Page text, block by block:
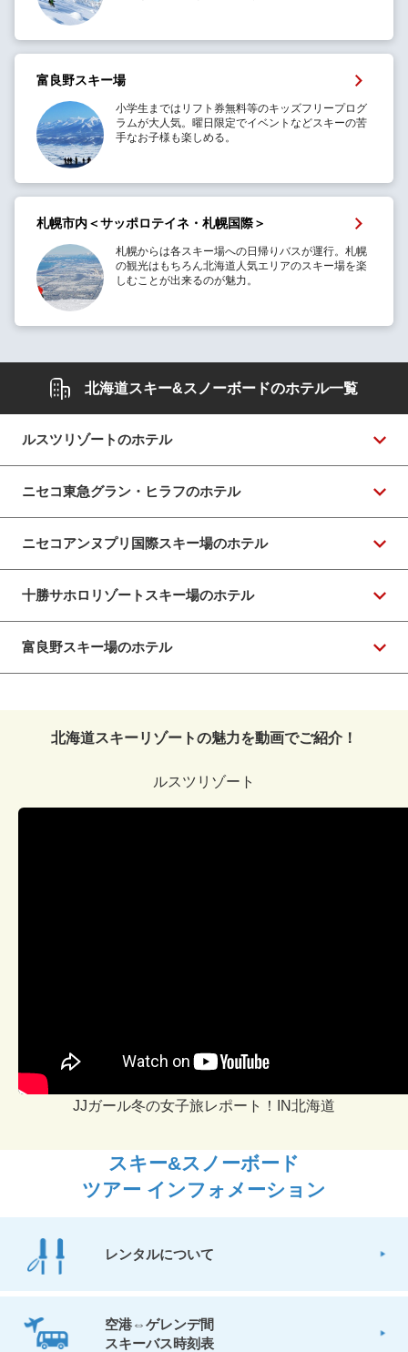
富良野スキー場
小学生まではリフト券無料等のキッズフリープログ
ラムが大人気。曜日限定でイベントなどスキーの苦
手なお子様も楽しめる。
札幌市内＜サッポロテイネ・札幌国際＞
札幌からは各スキー場への日帰りバスが運行。札幌
の観光はもちろん北海道人気エリアのスキー場を楽
しむことが出来るのが魅力。
北海道スキー&スノーボードのホテル一覧
ルスツリゾートのホテル
ニセコ東急グラン・ヒラフのホテル
ニセコアンヌプリ国際スキー場のホテル
十勝サホロリゾートスキー場のホテル
富良野スキー場のホテル
北海道スキーリゾートの魅力を動画でご紹介！
ルスツリゾート
JJガール冬の女子旅レポート！IN北海道
スキー&スノーボード
ツアー インフォメーション
レンタルについて
空港⇔ゲレンデ間
スキーバス時刻表